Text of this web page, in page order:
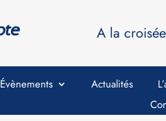
A la
Évènements Actualités